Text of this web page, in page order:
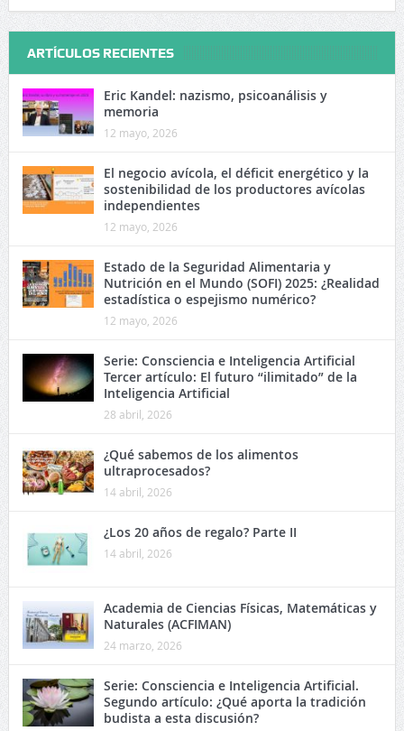
ARTÍCULOS RECIENTES
Eric Kandel: nazismo, psicoanálisis y
memoria
12 mayo, 2026
El negocio avícola, el déficit energético y la
sostenibilidad de los productores avícolas
independientes
12 mayo, 2026
Estado de la Seguridad Alimentaria y
Nutrición en el Mundo (SOFI) 2025: ¿Realidad
estadística o espejismo numérico?
12 mayo, 2026
Serie: Consciencia e Inteligencia Artificial
Tercer artículo: El futuro “ilimitado” de la
Inteligencia Artificial
28 abril, 2026
¿Qué sabemos de los alimentos
ultraprocesados?
14 abril, 2026
¿Los 20 años de regalo? Parte II
14 abril, 2026
Academia de Ciencias Físicas, Matemáticas y
Naturales (ACFIMAN)
24 marzo, 2026
Serie: Consciencia e Inteligencia Artificial.
Segundo artículo: ¿Qué aporta la tradición
budista a esta discusión?